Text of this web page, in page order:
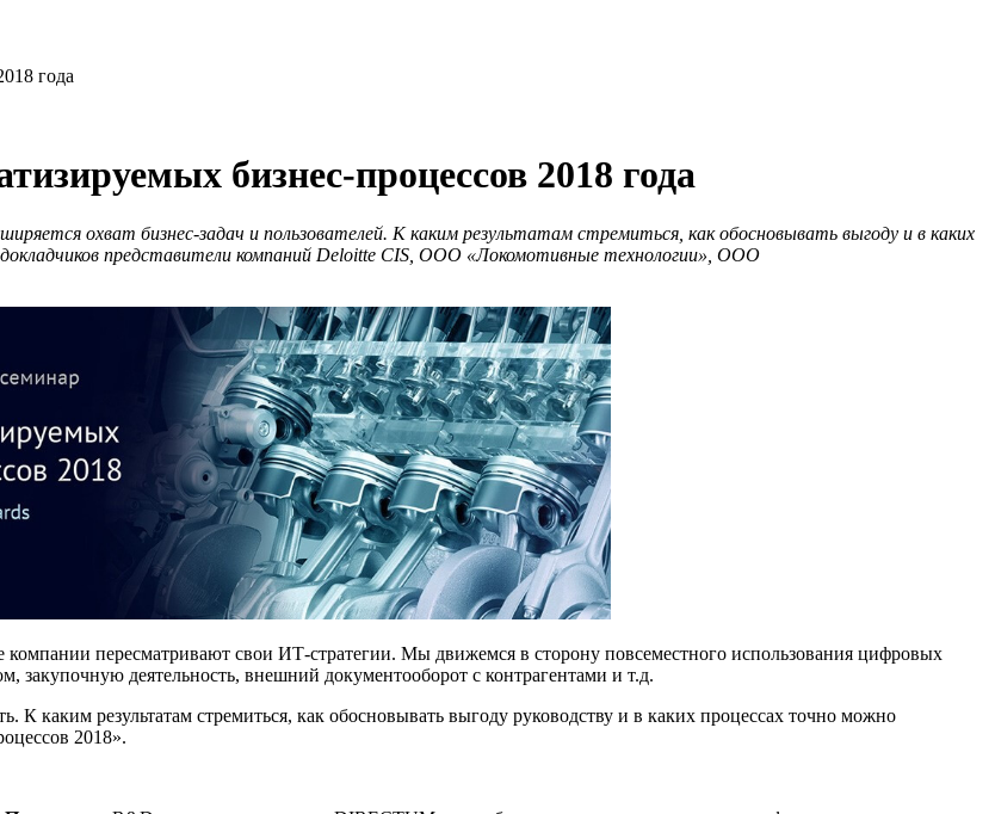
года
бизнес-процессов 2018 года
охват бизнес-задач и пользователей. К каким результатам стремиться, как обосновывать выгоду и в каких
представители компаний Deloitte CIS, ООО «Локомотивные технологии», ООО
пересматривают свои ИТ-стратегии. Мы движемся в сторону повсеместного использования цифровых
деятельность, внешний документооборот с контрагентами и т.д.
каким результатам стремиться, как обосновывать выгоду руководству и в каких процессах точно можно
2018».